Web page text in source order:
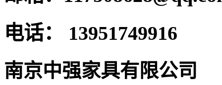
电话： 13951749916
南京中强家具有限公